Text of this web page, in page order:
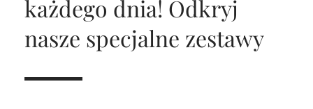
każdego dnia! Odkryj
nasze specjalne zestawy